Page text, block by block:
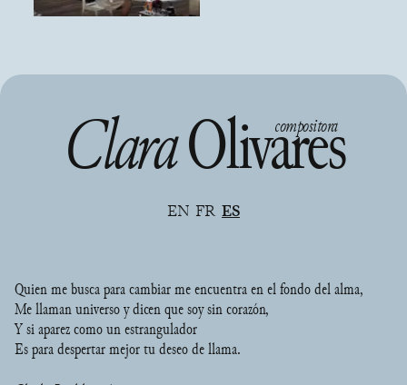
ClaraOlivares
compositora
EN FR ES
Quien me busca para cambiar me encuentra en el fondo del alma,
Me llaman universo y dicen que soy sin corazón,
Y si aparez como un estrangulador
Es para despertar mejor tu deseo de llama.